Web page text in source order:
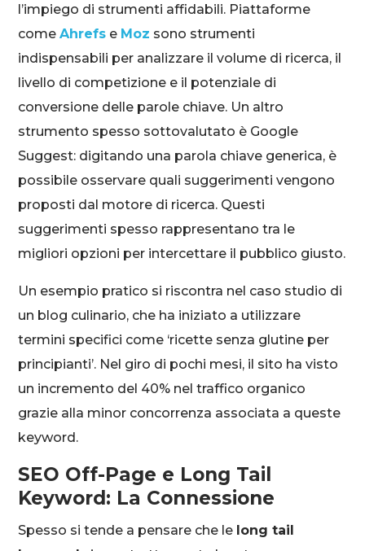
l’impiego di strumenti affidabili. Piattaforme
comeAhrefs e Moz sono strumenti
indispensabili per analizzare il volume di ricerca, il
livello di competizione e il potenziale di
conversione delle parole chiave. Un altro
strumento spesso sottovalutato è Google
Suggest: digitando una parola chiave generica, è
possibile osservare quali suggerimenti vengono
proposti dal motore di ricerca. Questi
suggerimenti spesso rappresentano tra le
migliori opzioni per intercettare il pubblico giusto.
Un esempio pratico si riscontra nel caso studio di
un blog culinario, che ha iniziato a utilizzare
termini specifici come ‘ricette senza glutine per
principianti’. Nel giro di pochi mesi, il sito ha visto
un incremento del 40% nel traffico organico
grazie alla minor concorrenza associata a queste
keyword.
SEO Off-Page e Long Tail
Keyword: La Connessione
Spesso si tende a pensare che le long tail